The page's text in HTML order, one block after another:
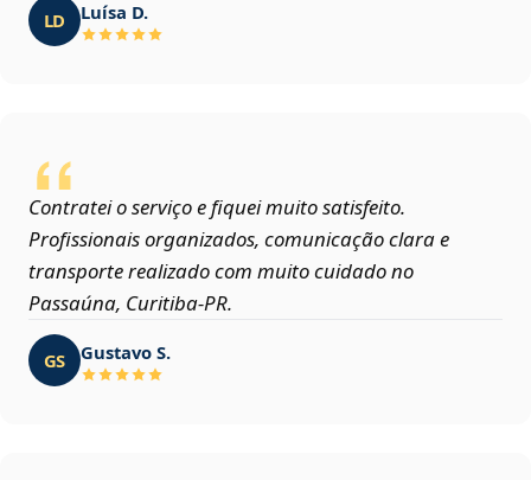
LD Luísa D.
Contratei o serviço e fiquei muito satisfeito.
Profissionais organizados, comunicação clara e
transporte realizado com muito cuidado no
Passaúna, Curitiba‑PR.
GS Gustavo S.